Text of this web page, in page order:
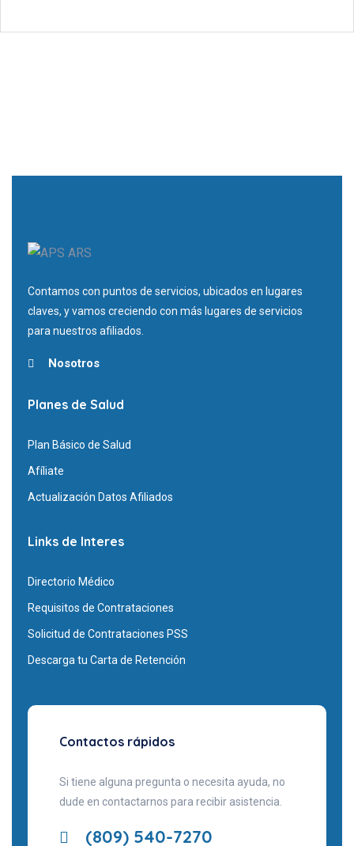
Contamos con puntos de servicios, ubicados en lugares
claves, y vamos creciendo con más lugares de servicios
para nuestros afiliados.
Nosotros
Planes de Salud
Plan Básico de Salud
Afíliate
Actualización Datos Afiliados
Links de Interes
Directorio Médico
Requisitos de Contrataciones
Solicitud de Contrataciones PSS
Descarga tu Carta de Retención
Contactos rápidos
Si tiene alguna pregunta o necesita ayuda, no
dude en contactarnos para recibir asistencia.
(809) 540-7270